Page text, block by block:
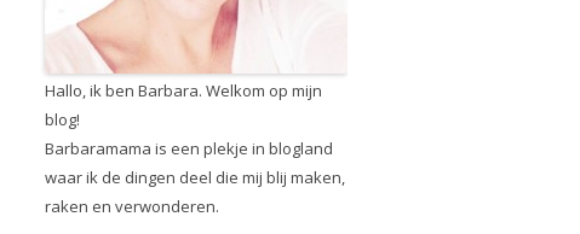
Hallo, ik ben Barbara. Welkom op mijn
blog!
Barbaramama is een plekje in blogland
waar ik de dingen deel die mij blij maken,
raken en verwonderen.